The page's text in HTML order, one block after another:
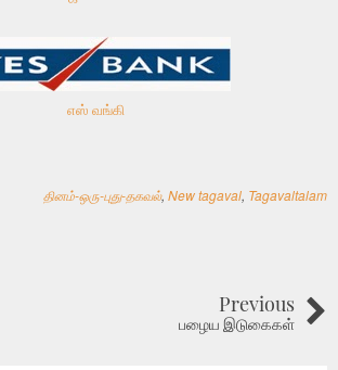
எஸ் வங்கி
தினம்-ஒரு-புது-தகவல், New tagaval, Tagavaltalam
Previous
பழைய இடுகைகள்